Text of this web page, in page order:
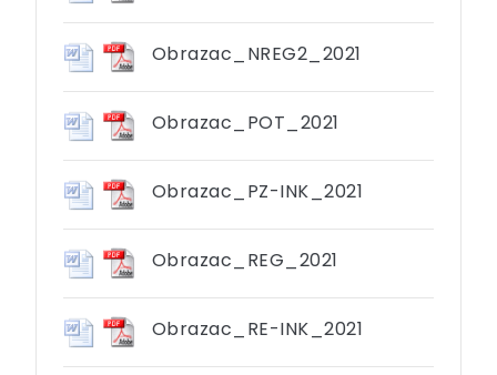
Obrazac_NREG2_2021
Obrazac_POT_2021
Obrazac_PZ-INK_2021
Obrazac_REG_2021
Obrazac_RE-INK_2021